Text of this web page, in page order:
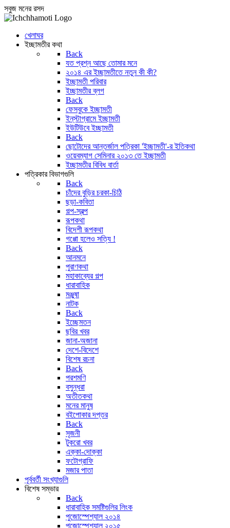
সবুজ মনের রসদ
খেলাঘর
ইচ্ছামতীর কথা
Back
যত প্রশ্ন আছে তোমার মনে
২০১৪ এর ইচ্ছামতীতে নতুন কী কী?
ইচ্ছামতী পরিবার
ইচ্ছামতীর ব্লগ
Back
ফেসবুকে ইচ্ছামতী
ইন্‌স্টাগ্রামে ইচ্ছামতী
ইউটিউবে ইচ্ছামতী
Back
ছোটোদের আন্তর্জাল পত্রিকা 'ইচ্ছামতী'-র ইতিকথা
ওয়েবম্যাগ সেমিনার ২০১৩ তে ইচ্ছামতী
ইচ্ছামতীর বিবিধ বার্তা
পত্রিকার বিভাগগুলি
Back
চাঁদের বুড়ির চরকা-চিঠি
ছড়া-কবিতা
গল্প-স্বল্প
রূপকথা
বিদেশী রূপকথা
গপ্পো হলেও সত্যি !
Back
আনমনে
পুরাণকথা
মহাকাব্যের গল্প
ধারাবাহিক
মঞ্জুষা
নাটক
Back
ইচ্ছেমতন
ছবির খবর
জানা-অজানা
দেশে-বিদেশে
বিশেষ রচনা
Back
পরশমণি
বসুন্ধরা
অতীতকথা
মনের মানুষ
বইপোকার দপ্তর
Back
সৃজনী
টুকরো খবর
এক্কা-দোক্কা
ফটোগ্রাফি
মজার পাতা
পূর্ববর্তী সংখ্যাগুলি
বিশেষ সম্ভার
Back
ধারাবাহিক সমষ্টিগুলির লিংক
পুজোস্পেশ্যাল ২০১৪
পুজোস্পেশ্যাল ২০১৫